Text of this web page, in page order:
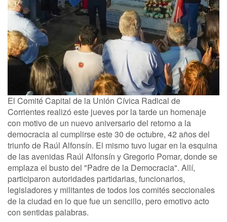
El Comité Capital de la Unión Cívica Radical de
Corrientes realizó este jueves por la tarde un homenaje
con motivo de un nuevo aniversario del retorno a la
democracia al cumplirse este 30 de octubre, 42 años del
triunfo de Raúl Alfonsín. El mismo tuvo lugar en la esquina
de las avenidas Raúl Alfonsín y Gregorio Pomar, donde se
emplaza el busto del "Padre de la Democracia". Allí,
participaron autoridades partidarias, funcionarios,
legisladores y militantes de todos los comités seccionales
de la ciudad en lo que fue un sencillo, pero emotivo acto
con sentidas palabras.